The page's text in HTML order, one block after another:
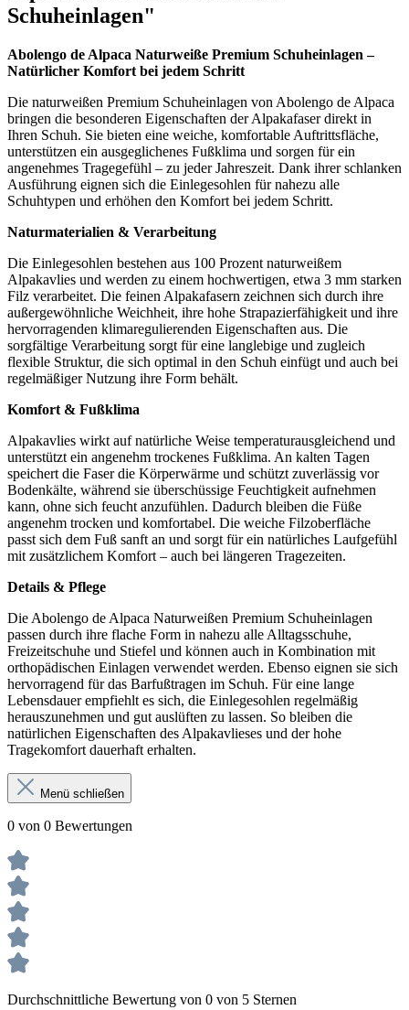
Schuheinlagen"
Abolengo de Alpaca Naturweiße Premium Schuheinlagen –
Natürlicher Komfort bei jedem Schritt
Die naturweißen Premium Schuheinlagen von Abolengo de Alpaca
bringen die besonderen Eigenschaften der Alpakafaser direkt in
Ihren Schuh. Sie bieten eine weiche, komfortable Auftrittsfläche,
unterstützen ein ausgeglichenes Fußklima und sorgen für ein
angenehmes Tragegefühl – zu jeder Jahreszeit. Dank ihrer schlanken
Ausführung eignen sich die Einlegesohlen für nahezu alle
Schuhtypen und erhöhen den Komfort bei jedem Schritt.
Naturmaterialien & Verarbeitung
Die Einlegesohlen bestehen aus 100 Prozent naturweißem
Alpakavlies und werden zu einem hochwertigen, etwa 3 mm starken
Filz verarbeitet. Die feinen Alpakafasern zeichnen sich durch ihre
außergewöhnliche Weichheit, ihre hohe Strapazierfähigkeit und ihre
hervorragenden klimaregulierenden Eigenschaften aus. Die
sorgfältige Verarbeitung sorgt für eine langlebige und zugleich
flexible Struktur, die sich optimal in den Schuh einfügt und auch bei
regelmäßiger Nutzung ihre Form behält.
Komfort & Fußklima
Alpakavlies wirkt auf natürliche Weise temperaturausgleichend und
unterstützt ein angenehm trockenes Fußklima. An kalten Tagen
speichert die Faser die Körperwärme und schützt zuverlässig vor
Bodenkälte, während sie überschüssige Feuchtigkeit aufnehmen
kann, ohne sich feucht anzufühlen. Dadurch bleiben die Füße
angenehm trocken und komfortabel. Die weiche Filzoberfläche
passt sich dem Fuß sanft an und sorgt für ein natürliches Laufgefühl
mit zusätzlichem Komfort – auch bei längeren Tragezeiten.
Details & Pflege
Die Abolengo de Alpaca Naturweißen Premium Schuheinlagen
passen durch ihre flache Form in nahezu alle Alltagsschuhe,
Freizeitschuhe und Stiefel und können auch in Kombination mit
orthopädischen Einlagen verwendet werden. Ebenso eignen sie sich
hervorragend für das Barfußtragen im Schuh. Für eine lange
Lebensdauer empfiehlt es sich, die Einlegesohlen regelmäßig
herauszunehmen und gut auslüften zu lassen. So bleiben die
natürlichen Eigenschaften des Alpakavlieses und der hohe
Tragekomfort dauerhaft erhalten.
Menü schließen
0 von 0 Bewertungen
Durchschnittliche Bewertung von 0 von 5 Sternen